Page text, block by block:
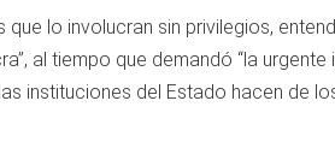
lo involucran sin privilegios,
al tiempo que demandó “la urgente
instituciones del Estado hacen de